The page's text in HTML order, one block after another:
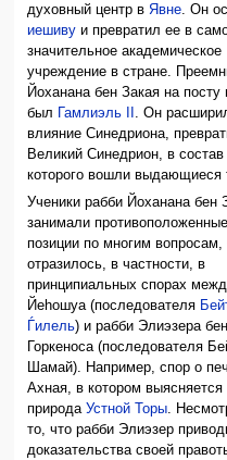
духовный центр вЯвне. Он
иешиву и превратил ее в
значительное академическое
учреждение в стране.
Йоханана бен Закая на посту
был
Гамлиэль II . Он
влияние Синедриона,
Великий Синедрион, в состав
которого вошли выдающиеся
Ученики рабби Йоханана бен
занимали противоположенные
позиции по многим вопросам,
отразилось, в частности, в
принципиальных спорах
Йеhошуа (последователя
Ѓилель) и рабби Элиэзера бен
Горкеноса (последователя
Шамай). Например, спор о
Ахная, в котором выясняется
природаУстной Торы.
то, что рабби Элиэзер
доказательства своей